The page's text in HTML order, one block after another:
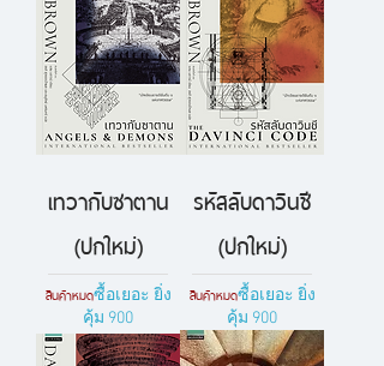
เทวากับซาตาน
(ปกใหม่)
สินค้าหมดซื้อเยอะ ยิ่ง
คุ้ม 900
รหัสลับดาวินชี
(ปกใหม่)
สินค้าหมดซื้อเยอะ ยิ่ง
คุ้ม 900